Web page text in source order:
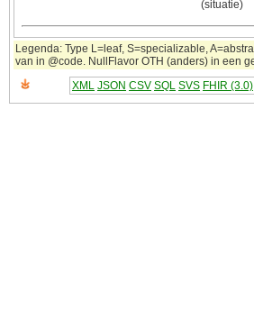
(situatie)
Legenda: Type L=leaf, S=specializable,
van in @code. NullFlavor OTH (anders) in een
XML JSON CSV SQL SVS FHIR (3.0)